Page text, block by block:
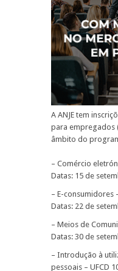
A ANJE tem
para empregados
âmbito do
– Comércio
Datas: 15 de
– E-consumidores
Datas: 22 de
– Meios de
Datas: 30 de
– Introdução à
pessoais – UFCD